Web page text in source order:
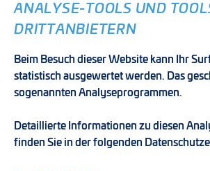
ANALYSE-TOOLS UND
DRITT­ANBIETERN
Beim Besuch dieser Website kann Ihr
statistisch ausgewertet werden. Das
sogenannten Analyseprogrammen.
Detaillierte Informationen zu diesen
finden Sie in der folgenden